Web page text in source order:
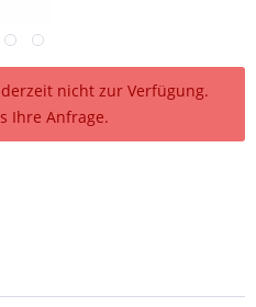
nicht zur Verfügung.
Ihre Anfrage.